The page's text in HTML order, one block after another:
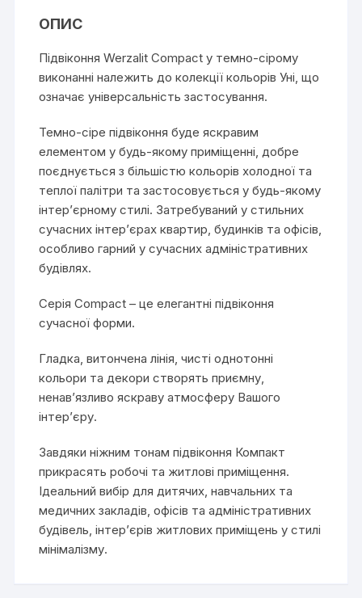
ОПИС
Підвіконня Werzalit Compact у темно-сірому
виконанні належить до колекції кольорів Уні, що
означає універсальність застосування.
Темно-сіре підвіконня буде яскравим
елементом у будь-якому приміщенні, добре
поєднується з більшістю кольорів холодної та
теплої палітри та застосовується у будь-якому
інтер’єрному стилі. Затребуваний у стильних
сучасних інтер’єрах квартир, будинків та офісів,
особливо гарний у сучасних адміністративних
будівлях.
Серія Compact – це елегантні підвіконня
сучасної форми.
Гладка, витончена лінія, чисті однотонні
кольори та декори створять приємну,
ненав’язливо яскраву атмосферу Вашого
інтер’єру.
Завдяки ніжним тонам підвіконня Компакт
прикрасять робочі та житлові приміщення.
Ідеальний вибір для дитячих, навчальних та
медичних закладів, офісів та адміністративних
будівель, інтер’єрів житлових приміщень у стилі
мінімалізму.